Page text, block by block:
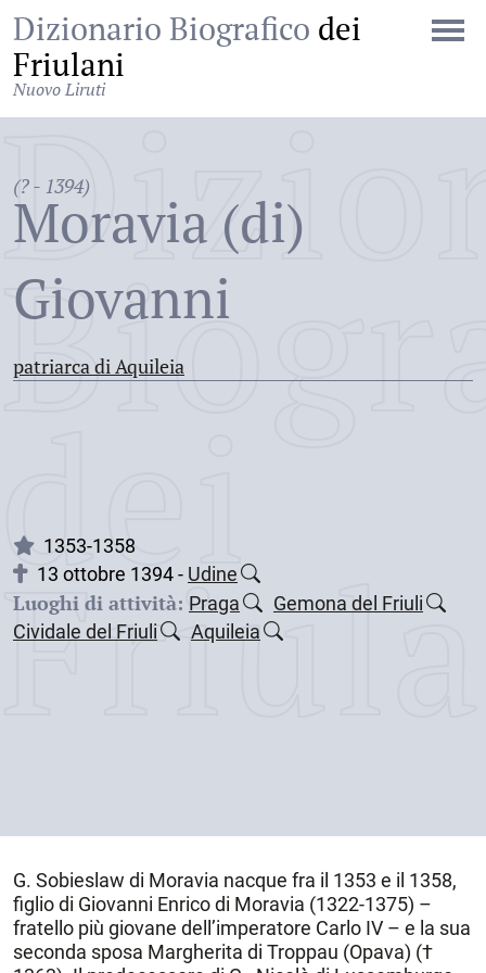
Dizionario Biografico dei
Friulani
Nuovo Liruti
(? - 1394)
Moravia (di)
Giovanni
patriarca di Aquileia
dei
1353-1358
13 ottobre 1394 - Udine
Luoghi di attività: Praga
Gemona del Friuli
Cividale del Friuli
Aquileia
G. Sobieslaw di Moravia nacque fra il 1353 e il 1358,
figlio di Giovanni Enrico di Moravia (1322-1375) –
fratello più giovane dell’imperatore Carlo IV – e la sua
seconda sposa Margherita di Troppau (Opava) (†